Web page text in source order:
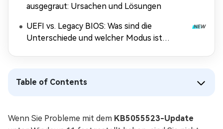
ausgegraut: Ursachen und Lösungen
UEFI vs. Legacy BIOS: Was sind die
Unterschiede und welcher Modus ist
Table of Contents
Wenn Sie Probleme mit dem KB5055523-Update